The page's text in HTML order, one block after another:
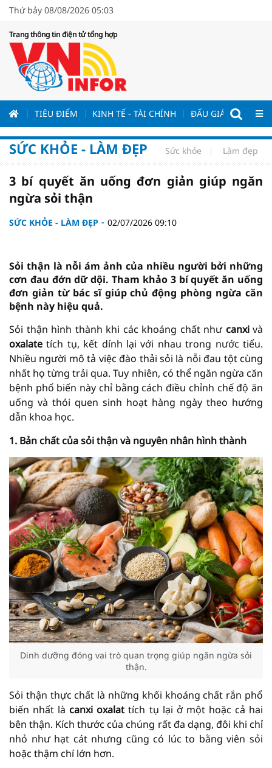
Thứ bảy 08/08/2026 05:03
Trang thông tin điện tử tổng hợp
TIÊU ĐIỂM KINH TẾ - TÀI CHÍNH ĐẤU GIÁ - ĐẤU
SỨC KHỎE - LÀM ĐẸP Sức khỏe Làm đẹp
3 bí quyết ăn uống đơn giản giúp ngăn
ngừa sỏi thận
SỨC KHỎE - LÀM ĐẸP 02/07/2026 09:10
Sỏi thận là nỗi ám ảnh của nhiều người bởi những
cơn đau đớn dữ dội. Tham khảo 3 bí quyết ăn uống
đơn giản từ bác sĩ giúp chủ động phòng ngừa căn
bệnh này hiệu quả.
Sỏi thận hình thành khi các khoáng chất như canxi và
oxalate tích tụ, kết dính lại với nhau trong nước tiểu.
Nhiều người mô tả việc đào thải sỏi là nỗi đau tột cùng
nhất họ từng trải qua. Tuy nhiên, có thể ngăn ngừa căn
bệnh phổ biến này chỉ bằng cách điều chỉnh chế độ ăn
uống và thói quen sinh hoạt hàng ngày theo hướng
dẫn khoa học.
1. Bản chất của sỏi thận và nguyên nhân hình thành
Dinh dưỡng đóng vai trò quan trọng giúp ngăn ngừa sỏi
thận.
Sỏi thận thực chất là những khối khoáng chất rắn phổ
biến nhất làcanxi oxalat tích tụ lại ở một hoặc cả hai
bên thận. Kích thước của chúng rất đa dạng, đôi khi chỉ
nhỏ như hạt cát nhưng cũng có lúc to bằng viên sỏi
hoặc thậm chí lớn hơn.